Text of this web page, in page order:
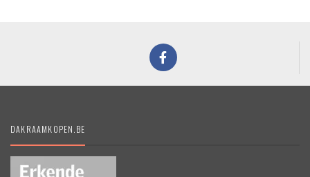
DAKRAAMKOPEN.BE